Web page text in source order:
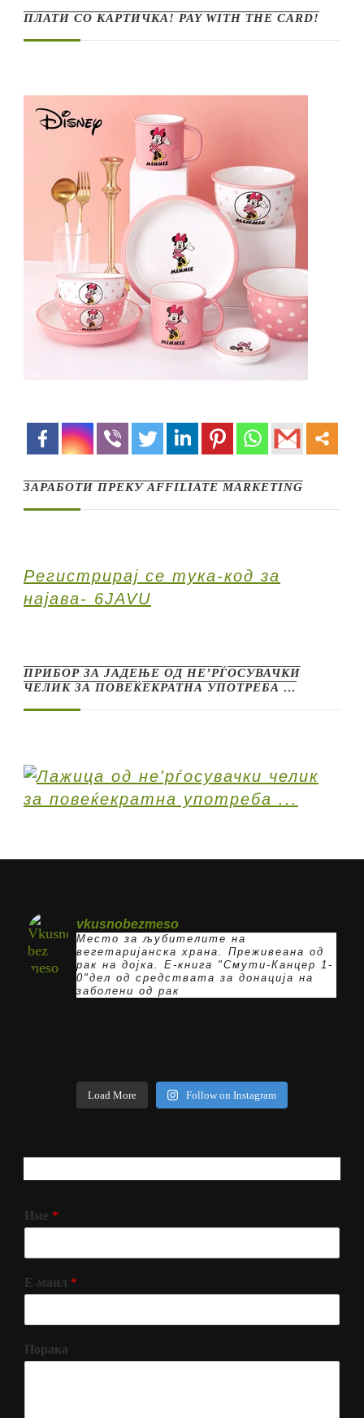
ПЛАТИ СО КАРТИЧКА! PAY WITH THE CARD!
ЗАРАБОТИ ПРЕКУ AFFILIATE MARKETING
Регистрирај се тука-код за
најава- 6JAVU
ПРИБОР ЗА ЈАДЕЊЕ ОД НЕ’РЃОСУВАЧКИ
ЧЕЛИК ЗА ПОВЕЌЕКРАТНА УПОТРЕБА …
vkusnobezmeso
Место за љубителите на
вегетаријанска храна. Преживеана од
рак на дојка.
E-книга "Смути-Канцер 1-
0"дел од средствата за донација на
заболени од рак
Load More Follow on Instagram
Име *
Е-маил *
Порака